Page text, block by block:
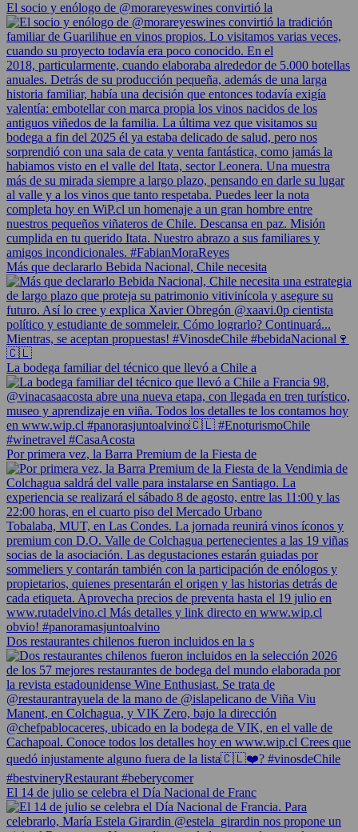
El socio y enólogo de @morareyeswines convirtió la
Más que declararlo Bebida Nacional, Chile necesita
La bodega familiar del técnico que llevó a Chile a
Por primera vez, la Barra Premium de la Fiesta de
Dos restaurantes chilenos fueron incluidos en la s
El 14 de julio se celebra el Día Nacional de Franc